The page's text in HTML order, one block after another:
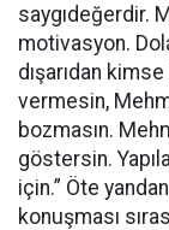
saygıdeğerdir.
motivasyon.
dışarıdan
vermesin,
bozmasın.
göstersin.
için.” Öte
konuşması